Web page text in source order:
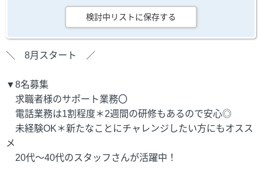
検討中リストに保存する
＼ 8月スタート ／
▼8名募集
求職者様のサポート業務〇
電話業務は1割程度＊2週間の研修もあるので安心◎
未経験OK＊新たなことにチャレンジしたい方にもオスス
メ
20代～40代のスタッフさんが活躍中！